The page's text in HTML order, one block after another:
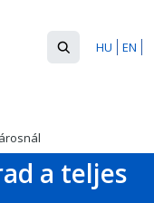
EN
HU
Keresés
űrlap
Keresés
a teljes